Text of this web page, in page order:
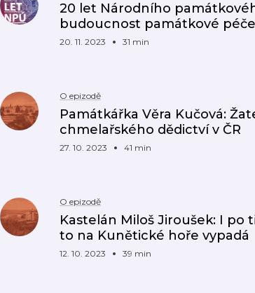
20 let Národního
budoucnost památkové péče
20. 11. 2023 31 min
O epizodě
Památkářka Věra Kučová:
chmelařského dědictví v ČR
27. 10. 2023 41 min
O epizodě
Kastelán Miloš Jiroušek: I po
to na Kunětické hoře vypadá
12. 10. 2023 39 min